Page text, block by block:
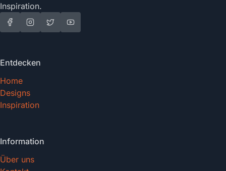
Inspiration.
Entdecken
Home
Designs
Inspiration
Information
Über uns